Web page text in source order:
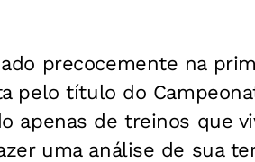
precocemente na
pelo título do
apenas de treinos que
uma análise de sua